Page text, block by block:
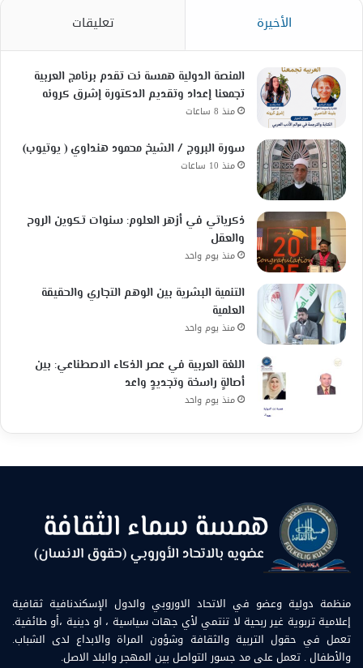
الأخيرة تعليقات
المنصة الدولية همسة نت تقدم برنامج العربية
تجمعنا إعداد وتقديم الدكتورة إشرق كرونه
منذ 8 ساعات
سورة البروج / الشيخ محمود هنداوي ( يوتيوب)
منذ 10 ساعات
ذكرياتي في أزهر العلوم: سنوات تكوين الروح
والعقل
منذ يوم واحد
التنمية البشرية بين الوهم التجاري والحقيقة
العلمية
منذ يوم واحد
اللغة العربية في عصر الذكاء الاصطناعي: بين
أصالةٍ راسخة وتجديدٍ واعد
منذ يوم واحد
منظمة دولية وعضو في الاتحاد الاوروبي والدول الإسكندنافية ثقافية
إعلامية تربوية غير ربحية لا تنتمي لأي جهات سياسية ، او دينية ،أو طائفية.
تعمل في حقول التربية والثقافة وشؤون المراة والابداع لدى الشباب.
والأطفال . تعمل على مد جسور التواصل بين المهجر والبلد الاصل.